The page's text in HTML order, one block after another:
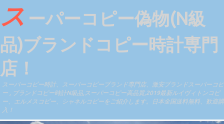
ス ーパーコピー偽物(N級
品)ブランドコピー時計専門
店！
スーパーコピー時計、スーパーコピーブランド専門店、激安ブランドスーパーコピ
ー , ブランドコピー時計N級品,スーパーコピー高品質,2019最新ルイヴィトンコピ
ー、エルメスコピー、シャネルコピーをご紹介します。日本全国送料無料、歓迎購
入！